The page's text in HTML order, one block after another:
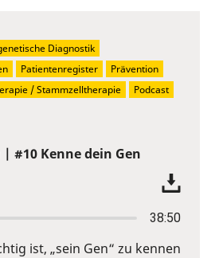
#10 Kenne dein Gen
38:50
ist, „sein Gen“ zu kennen
Diagnostik
Patientenregister
Prävention
/ Stammzelltherapie
Podcast